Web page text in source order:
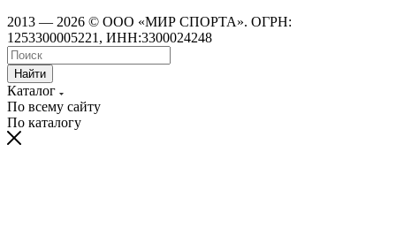
2013 — 2026 © ООО «МИР СПОРТА». ОГРН:
1253300005221, ИНН:3300024248
Найти
Каталог
По всему сайту
По каталогу